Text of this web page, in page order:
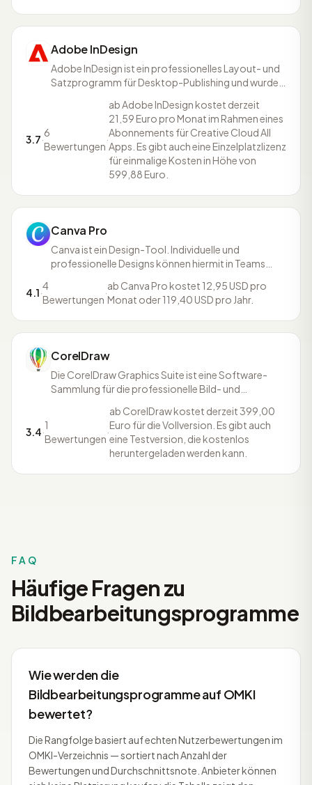
Adobe InDesign
Adobe InDesign ist ein professionelles Layout- und
Satzprogramm für Desktop-Publishing und wurde
entwickelt, bevor es durch Adobe als Konkurrenz zu
QuarkXPress aufgebaut wurde. Adobe InDesign ist
der Nachfolger von Adobe PageMaker und ist von
der Versio
3.7·
6
Bewertungen
·
ab Adobe InDesign kostet derzeit
21,59 Euro pro Monat im Rahmen eines
Abonnements für Creative Cloud All
Apps. Es gibt auch eine Einzelplatzlizenz
für einmalige Kosten in Höhe von
599,88 Euro.
Canva Pro
Canva ist ein Design-Tool. Individuelle und
professionelle Designs können hiermit in Teams
deinem Unternehmen anzupassen und bietet diverse
Preise für unterschiedlich viele Teammitglieder an -
im Vorfeld kann Canva 30 Tage lang kostenlos
getestet werde
4.1·
4
Bewertungen
·
ab Canva Pro kostet 12,95 USD pro
Monat oder 119,40 USD pro Jahr.
CorelDraw
Die CorelDraw Graphics Suite ist eine Software-
Sammlung für die professionelle Bild- und
Anwendungen, die jeweils für Anwendungszwecke
wie das Erstellen und Bearbeiten von Vektorgrafiken
sowie Layouts, die Bildbearbeitung oder die
Verwaltung von Schr
3.4·
1
Bewertungen
·
ab CorelDraw kostet derzeit 399,00
Euro für die Vollversion. Es gibt auch
eine Testversion, die kostenlos
heruntergeladen werden kann.
FAQ
Häufige Fragen zu
Bildbearbeitungsprogramme
Wie werden die
Bildbearbeitungsprogramme auf OMKI
bewertet?
Die Rangfolge basiert auf echten Nutzerbewertungen im
OMKI-Verzeichnis — sortiert nach Anzahl der
Bewertungen und Durchschnittsnote. Anbieter können